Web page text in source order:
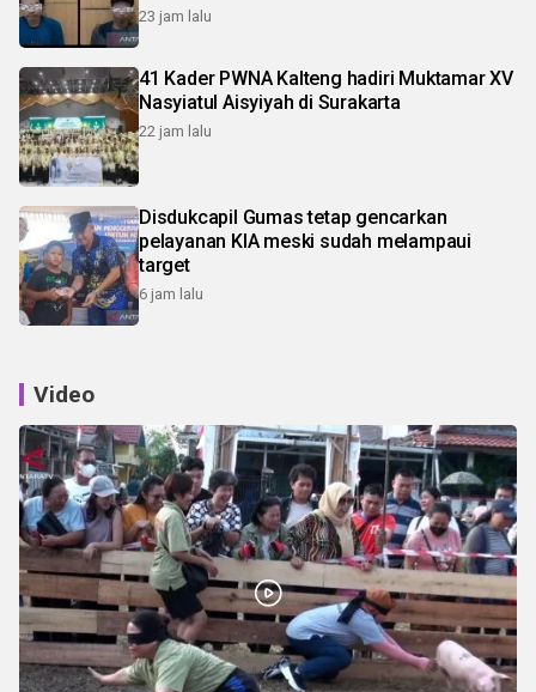
23 jam lalu
41 Kader PWNA Kalteng hadiri Muktamar XV
Nasyiatul Aisyiyah di Surakarta
22 jam lalu
Disdukcapil Gumas tetap gencarkan
pelayanan KIA meski sudah melampaui
target
6 jam lalu
Video